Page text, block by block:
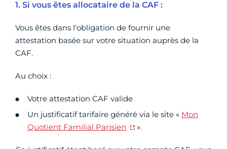
1. Si vous êtes allocataire de la CAF :
Vous êtes dans l'obligation de fournir une
attestation basée sur votre situation auprès de la
CAF.
Au choix :
Votre attestation CAF valide
Un justificatif tarifaire généré via le site « Mon
Quotient Familial Parisien
».